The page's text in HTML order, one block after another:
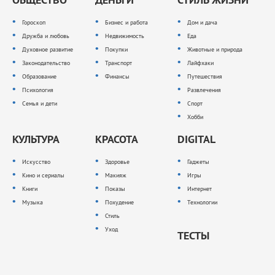
Гороскоп
Дружба и любовь
Духовное развитие
Законодательство
Образование
Психология
Семья и дети
Бизнес и работа
Недвижимость
Покупки
Транспорт
Финансы
Дом и дача
Еда
Животные и природа
Лайфхаки
Путешествия
Развлечения
Спорт
Хобби
КУЛЬТУРА
Искусство
Кино и сериалы
Книги
Музыка
КРАСОТА
Здоровье
Макияж
Показы
Похудение
Стиль
Уход
DIGITAL
Гаджеты
Игры
Интернет
Технологии
ТЕСТЫ